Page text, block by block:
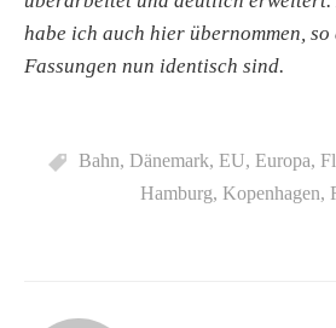
habe ich auch hier übernommen, so
Fassungen nun identisch sind.
Bahn, Dänemark, EU, Europa,
Hamburg, Kopenhagen,